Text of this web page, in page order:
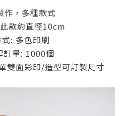
作，多種款式
款約直徑10cm
: 多色印刷
訂量: 1000個
雙面彩印/造型可訂製尺寸